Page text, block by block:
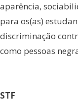
aparência,
para os(as)
discriminação
como pessoas
STF